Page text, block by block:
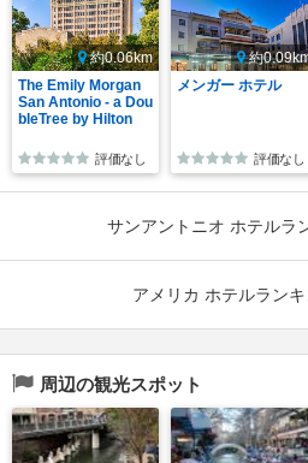
約0.06km
The Emily Morgan
San Antonio - a Dou
bleTree by Hilton
評価なし
約
メンガー ホテル
評価なし
サンアントニオ ホテルラ
アメリカ ホテルラン
周辺の観光スポット